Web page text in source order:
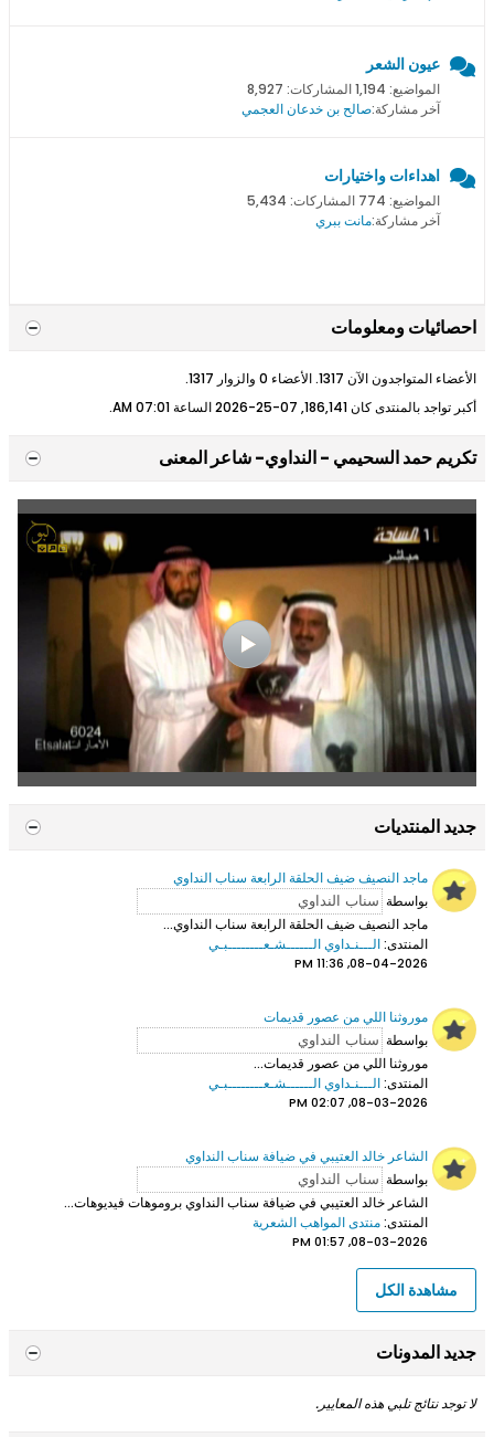
عيون الشعر
المواضيع: 1,194 المشاركات: 8,927
آخر مشاركة:صالح بن خدعان العجمي
اهداءات واختيارات
المواضيع: 774 المشاركات: 5,434
آخر مشاركة:مانت ببري
احصائيات ومعلومات
الأعضاء المتواجدون الآن 1317. الأعضاء 0 والزوار 1317.
أكبر تواجد بالمنتدى كان 186,141, 07-25-2026 الساعة
07:01 AM
.
تكريم حمد السحيمي - النداوي- شاعر المعنى
جديد المنتديات
ماجد النصيف ضيف الحلقة الرابعة سناب النداوي
بواسطة
ماجد النصيف ضيف الحلقة الرابعة سناب النداوي...
المنتدى:الـــنـداوي الــــــشـعــــــــبـي
08-04-2026, 11:36 PM
موروثنا اللي من عصور قديمات
بواسطة
موروثنا اللي من عصور قديمات...
المنتدى:الـــنـداوي الــــــشـعــــــــبـي
08-03-2026, 02:07 PM
الشاعر خالد العتيبي في ضيافة سناب النداوي
بواسطة
الشاعر خالد العتيبي في ضيافة سناب النداوي بروموهات فيديوهات...
المنتدى:منتدى المواهب الشعرية
08-03-2026, 01:57 PM
مشاهدة الكل
جديد المدونات
لا توجد نتائج تلبي هذه المعايير.